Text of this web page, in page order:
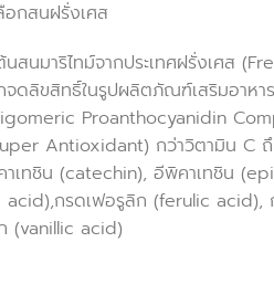
กสนฝรั่งเศส
สนมาริไทม์จากประเทศฝรั่งเศส
จดลิขสิทธิ์ในรูปผลิตภัณฑ์เสริมอา
Proanthocyanidin
Antioxidant) กว่าวิตามิน C
เทชิน (catechin), อีพิคาเทชิน
กรดเฟอรูลิก (ferulic
(vanillic acid)